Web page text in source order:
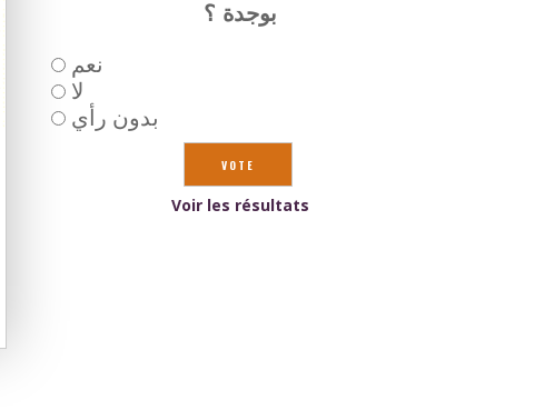
بوجدة ؟
نعم
لا
بدون رأي
Voir les résultats